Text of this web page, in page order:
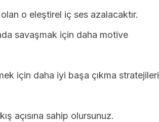
o eleştirel iç ses azalacaktır.
savaşmak için daha motive
için daha iyi başa çıkma stratejileri
açısına sahip olursunuz.